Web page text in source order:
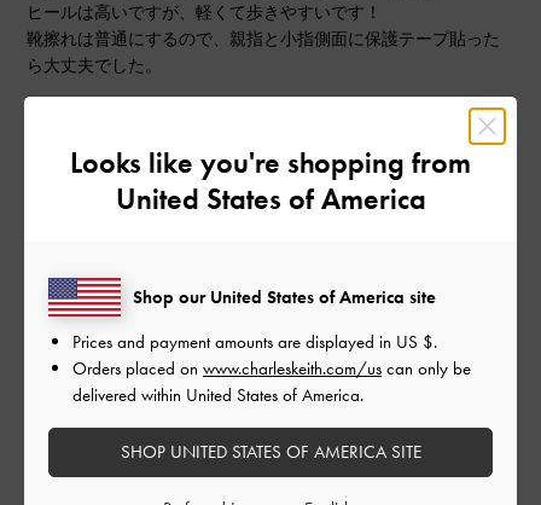
ヒールは高いですが、軽くて歩きやすいです！
靴擦れは普通にするので、親指と小指側面に保護テープ貼った
ら大丈夫でした。
デザイン
とてもよかった
とてもよかった
もっと見る
このレビューは役に立ちましたか？
Looks like you're shopping from
United States of America
Shop our United States of America site
Prices and payment amounts are displayed in US $.
Orders placed on www.charleskeith.com/us can only be
delivered within United States of America.
SHOP UNITED STATES OF AMERICA SITE